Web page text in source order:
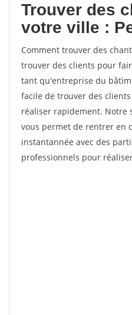
Trouver des
votre ville :
Comment trouver des
trouver des clients pour
tant qu'entreprise du
facile de trouver des
réaliser rapidement. Notre
vous permet de rentrer en
instantannée avec des
professionnels pour